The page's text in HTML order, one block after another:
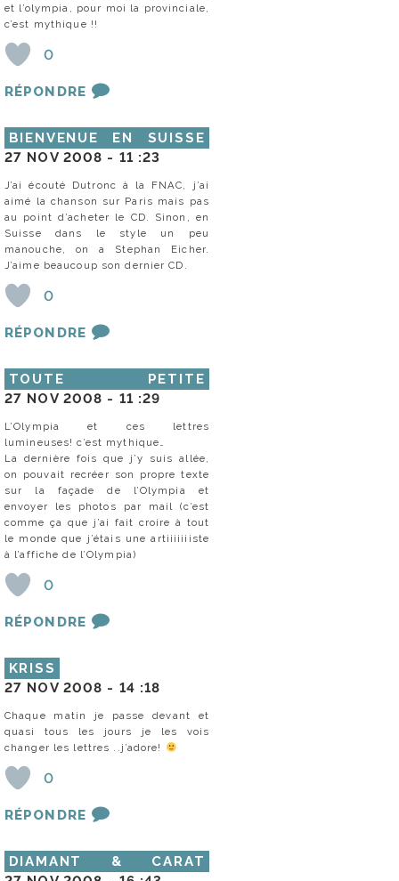
et l’olympia, pour moi la provinciale,
c’est mythique !!
0
RÉPONDRE
BIENVENUE EN SUISSE
27 NOV 2008 - 11 :23
J’ai écouté Dutronc à la FNAC, j’ai
aimé la chanson sur Paris mais pas
au point d’acheter le CD. Sinon, en
Suisse dans le style un peu
manouche, on a Stephan Eicher.
J’aime beaucoup son dernier CD.
0
RÉPONDRE
TOUTE PETITE
27 NOV 2008 - 11 :29
L’Olympia et ces lettres
lumineuses! c’est mythique…
La dernière fois que j’y suis allée,
on pouvait recréer son propre texte
sur la façade de l’Olympia et
envoyer les photos par mail (c’est
comme ça que j’ai fait croire à tout
le monde que j’étais une artiiiiiiiste
à l’affiche de l’Olympia)
0
RÉPONDRE
KRISS
27 NOV 2008 - 14 :18
Chaque matin je passe devant et
quasi tous les jours je les vois
changer les lettres ..j’adore!
0
RÉPONDRE
DIAMANT & CARAT